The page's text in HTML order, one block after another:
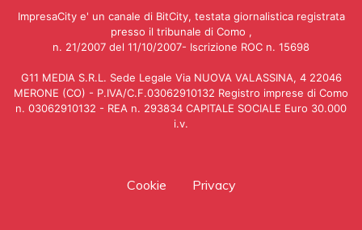
ImpresaCity e' un canale di BitCity, testata giornalistica registrata
presso il tribunale di Como ,
n. 21/2007 del 11/10/2007- Iscrizione ROC n. 15698
G11 MEDIA S.R.L. Sede Legale Via NUOVA VALASSINA, 4 22046
MERONE (CO) - P.IVA/C.F.03062910132 Registro imprese di Como
n. 03062910132 - REA n. 293834 CAPITALE SOCIALE Euro 30.000
i.v.
Cookie Privacy